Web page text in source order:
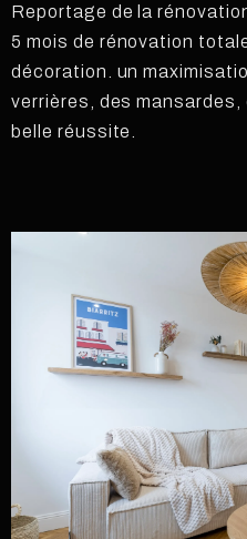
Reportage de la
5 mois de rénovation
décoration. un
verrières, des
belle réussite.